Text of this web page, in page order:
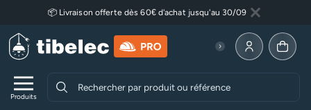
Aller au contenu principal
Lire plus
📦 Livraison offerte dès 60€ d'achat jusqu'au 30/09
Fermer
Produits
Allez à la